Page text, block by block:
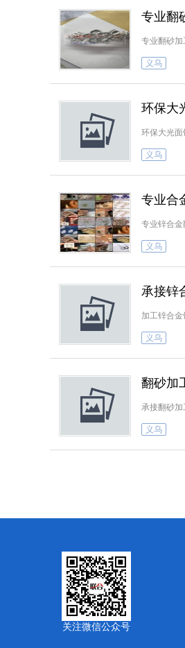
专业翻
专业翻砂加
义乌
环保大
义乌
专业合
义乌
承接锌
义乌
翻砂加
义乌
关注微信公众号